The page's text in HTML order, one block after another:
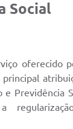
Social
oferecido
e Previdência